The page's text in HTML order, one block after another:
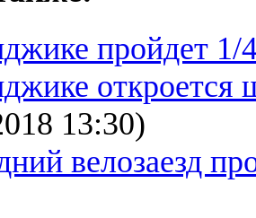
пройдет
откроется
13:30)
велозаезд